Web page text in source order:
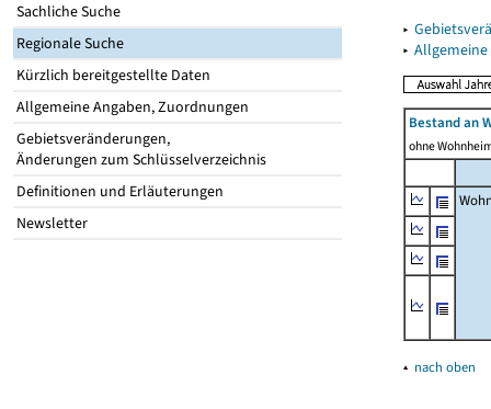
Sachliche Suche
Regionale Suche
Kürzlich bereitgestellte Daten
Allgemeine Angaben, Zuordnungen
Gebietsveränderungen,
Änderungen zum Schlüsselverzeichnis
Definitionen und Erläuterungen
Newsletter
▸
▸
Bestand an
ohne
▴ nach oben